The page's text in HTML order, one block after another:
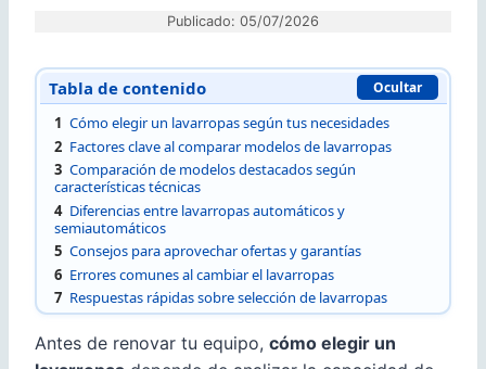
Publicado: 05/07/2026
Tabla de contenido Ocultar
1 Cómo elegir un lavarropas según tus necesidades
2 Factores clave al comparar modelos de lavarropas
3 Comparación de modelos destacados según
características técnicas
4 Diferencias entre lavarropas automáticos y
semiautomáticos
5 Consejos para aprovechar ofertas y garantías
6 Errores comunes al cambiar el lavarropas
7 Respuestas rápidas sobre selección de lavarropas
Antes de renovar tu equipo, cómo elegir un